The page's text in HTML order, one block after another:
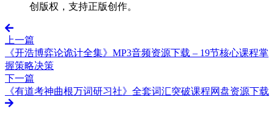
创版权，支持正版创作。
上一篇
《开浩博弈论诡计全集》MP3音频资源下载 – 19节核心课程掌
握策略决策
下一篇
《有道考神曲根万词研习社》全套词汇突破课程网盘资源下载